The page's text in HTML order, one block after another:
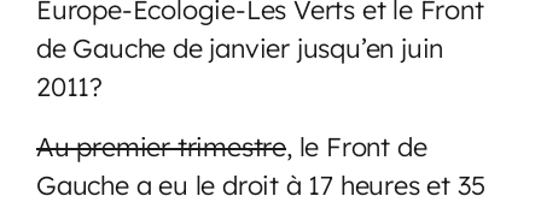
Europe-Ecologie-Les Verts et le Front
de Gauche de janvier jusqu’en juin
2011?
Au premier trimestre, le Front de
Gauche a eu le droit à 17 heures et 35